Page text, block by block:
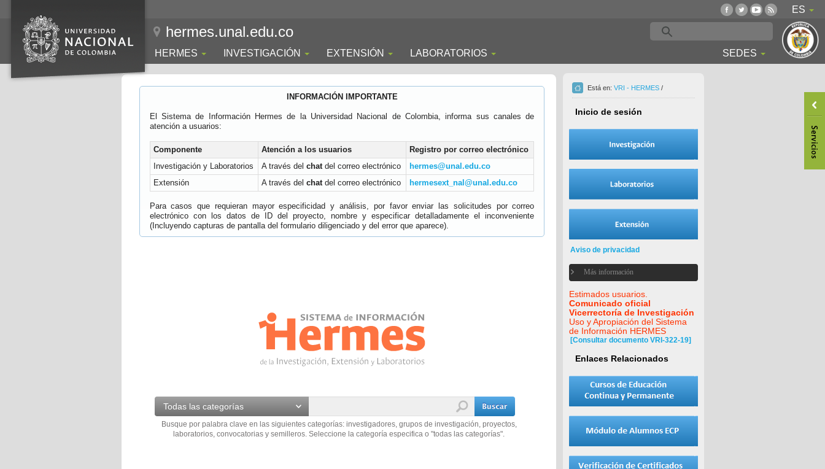
ES
hermes.unal.edu.co
HERMES INVESTIGACIÓN EXTENSIÓN LABORATORIOS SEDES
INFORMACIÓN IMPORTANTE
El Sistema de Información Hermes de la Universidad Nacional de Colombia, informa sus canales de
atención a usuarios:
Componente Atención a los usuarios
Registro por correo electrónico
Investigación y Laboratorios
A través del chatdel correo electrónico
hermes@unal.edu.co
Extensión
A través del chatdel correo electrónico hermesext_nal@unal.edu.co
Para casos que requieran mayor especificidad y análisis, por favor enviar las solicitudes por correo
electrónico con los datos de ID del proyecto, nombre y especificar detalladamente el inconveniente
(Incluyendo capturas de pantalla del formulario diligenciado y del error que aparece).
Todas las categorías
Busque por palabra clave en las siguientes categorías: investigadores, grupos de investigación, proyectos,
laboratorios, convocatorias y semilleros. Seleccione la categoría especifica o "todas las categorías".
Está en: VRI - HERMES /
Inicio de sesión
Aviso de privacidad
Más información
Estimados usuarios.
Comunicado oficial
Vicerrectoría de Investigación
Uso y Apropiación del Sistema
de Información HERMES
[Consultar documento VRI-322-19]
Enlaces Relacionados